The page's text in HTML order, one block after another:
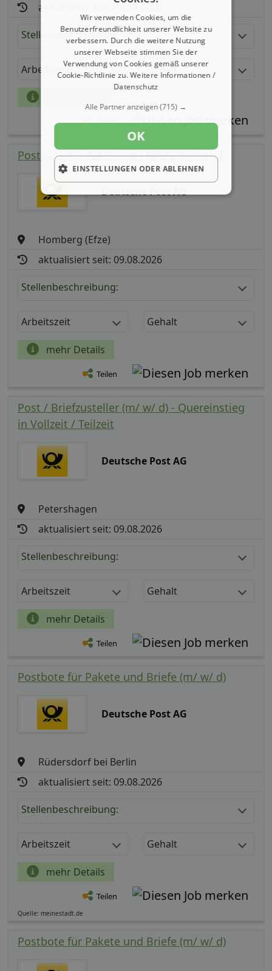
aktualisiert seit: 09.08.2026
Stellenbeschreibung:
Arbeitszeit Gehalt
Teilen
Postbote für Pakete und Briefe (m/ w/ d)
Deutsche Post AG
Homberg (Efze)
aktualisiert seit: 09.08.2026
Stellenbeschreibung:
Arbeitszeit Gehalt
mehr Details
Teilen
Post / Briefzusteller (m/ w/ d) - Quereinstieg
in Vollzeit / Teilzeit
Deutsche Post AG
Petershagen
aktualisiert seit: 09.08.2026
Stellenbeschreibung:
Arbeitszeit Gehalt
mehr Details
Teilen
Postbote für Pakete und Briefe (m/ w/ d)
Deutsche Post AG
Rüdersdorf bei Berlin
aktualisiert seit: 09.08.2026
Stellenbeschreibung:
Arbeitszeit Gehalt
mehr Details
Teilen
Quelle: meinestadt.de
Postbote für Pakete und Briefe (m/ w/ d)
Wir verwenden Cookies, um die
Benutzerfreundlichkeit unserer Website zu
verbessern. Durch die weitere Nutzung
unserer Webseite stimmen Sie der
Verwendung von Cookies gemäß unserer
Cookie-Richtlinie zu.Weitere Informationen /
Datenschutz
Alle Partner anzeigen(715) →
OK
EINSTELLUNGEN ODER ABLEHNEN